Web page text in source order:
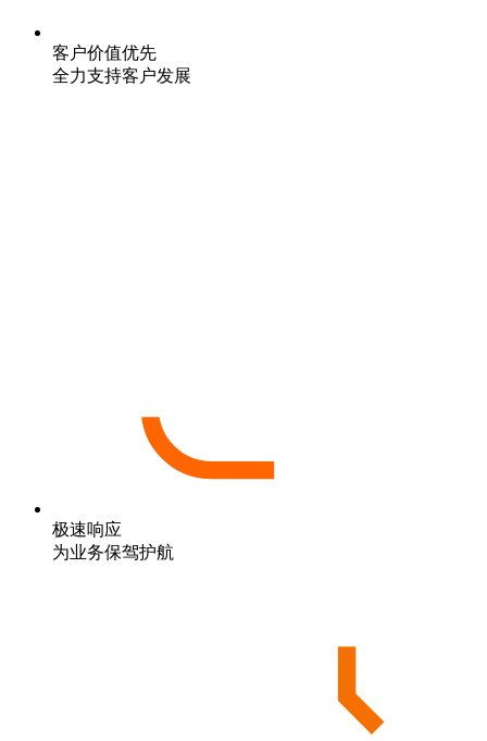
客户价值优先
全力支持客户发展
极速响应
为业务保驾护航